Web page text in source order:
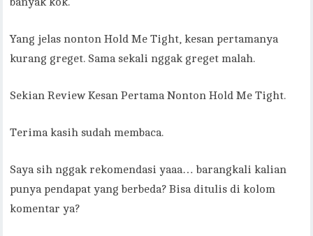
Yang jelas nonton Hold Me Tight, kesan pertamanya
kurang greget. Sama sekali nggak greget malah.
Sekian Review Kesan Pertama Nonton Hold Me Tight.
Terima kasih sudah membaca.
Saya sih nggak rekomendasi yaaa… barangkali kalian
punya pendapat yang berbeda? Bisa ditulis di kolom
komentar ya?